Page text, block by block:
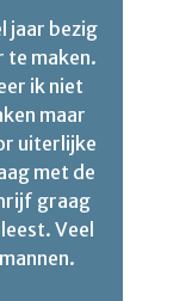
jaar bezig
te maken.
ik niet
maar
uiterlijke
met de
graag
Veel